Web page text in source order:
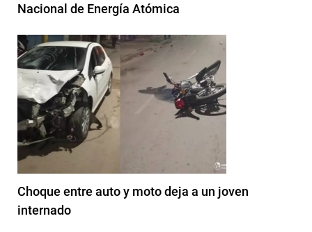
Nacional de Energía Atómica
Choque entre auto y moto deja a un joven
internado